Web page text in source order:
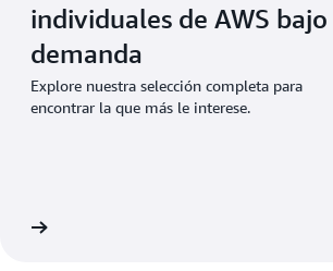
individuales de AWS bajo
demanda
Explore nuestra selección completa para
encontrar la que más le interese.